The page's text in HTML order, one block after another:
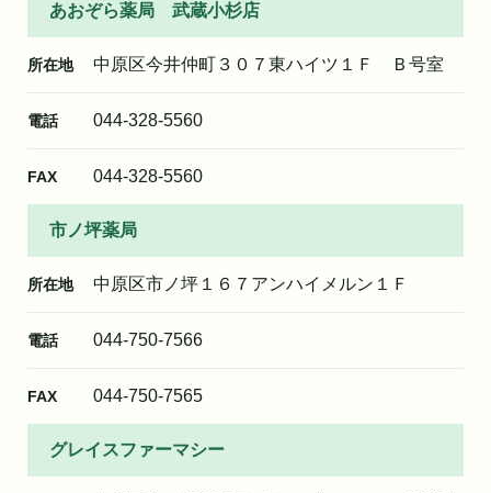
あおぞら薬局 武蔵小杉店
所在地 中原区今井仲町３０７東ハイツ１Ｆ Ｂ号室
電話 044-328-5560
FAX 044-328-5560
市ノ坪薬局
所在地 中原区市ノ坪１６７アンハイメルン１Ｆ
電話 044-750-7566
FAX 044-750-7565
グレイスファーマシー